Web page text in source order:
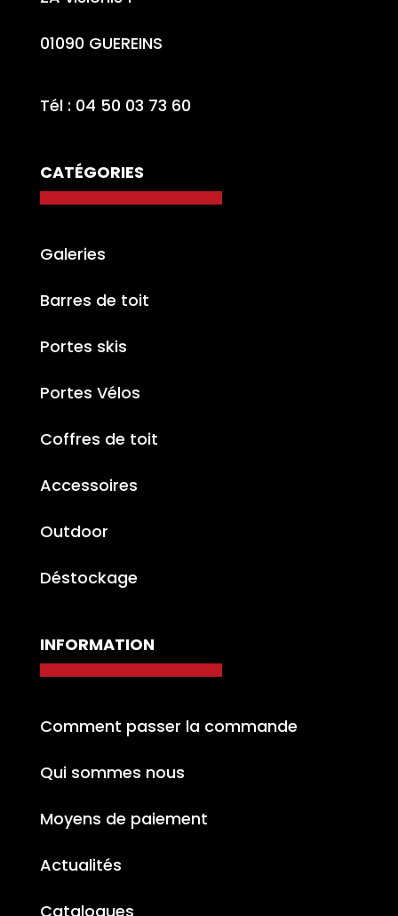
01090 GUEREINS
Tél : 04 50 03 73 60
CATÉGORIES
Galeries
Barres de toit
Portes skis
Portes Vélos
Coffres de toit
Accessoires
Outdoor
Déstockage
INFORMATION
Comment passer la commande
Qui sommes nous
Moyens de paiement
Actualités
Catalogues